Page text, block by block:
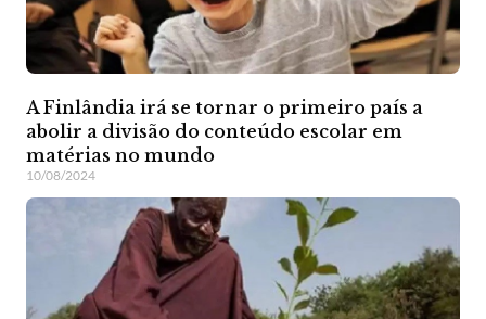
A Finlândia irá se tornar o primeiro país a
abolir a divisão do conteúdo escolar em
matérias no mundo
10/08/2024